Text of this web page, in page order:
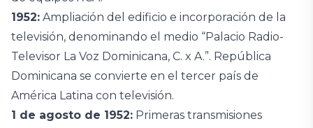
1952: Ampliación del edificio e incorporación de la
televisión, denominando el medio “Palacio Radio-
Televisor La Voz Dominicana, C. x A.”. República
Dominicana se convierte en el tercer país de
América Latina con televisión.
1 de agosto de 1952: Primeras transmisiones